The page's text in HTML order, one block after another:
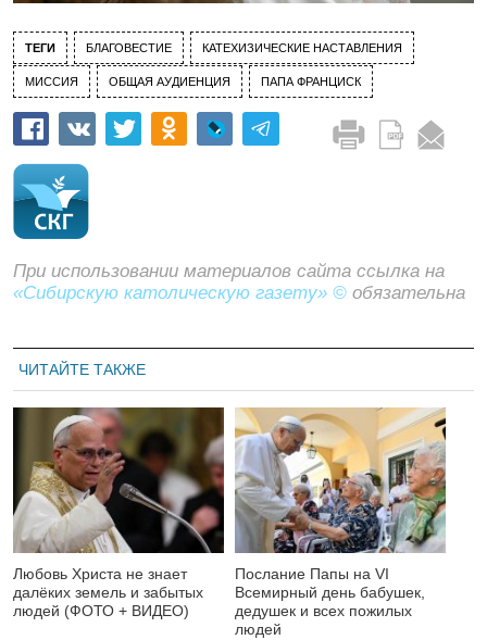
ТЕГИ БЛАГОВЕСТИЕ КАТЕХИЗИЧЕСКИЕ НАСТАВЛЕНИЯ
МИССИЯ ОБЩАЯ АУДИЕНЦИЯ ПАПА ФРАНЦИСК
При использовании материалов сайта ссылка на
«Сибирскую католическую газету» © обязательна
ЧИТАЙТЕ ТАКЖЕ
Любовь Христа не знает
далёких земель и забытых
людей (ФОТО + ВИДЕО)
Послание Папы на VI
Всемирный день бабушек,
дедушек и всех пожилых
людей